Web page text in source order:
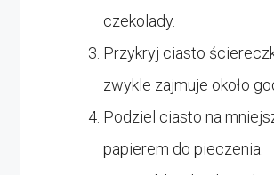
czekolady.
Przykryj ciasto
zwykle zajmuje około
Podziel ciasto na
papierem do pieczenia.